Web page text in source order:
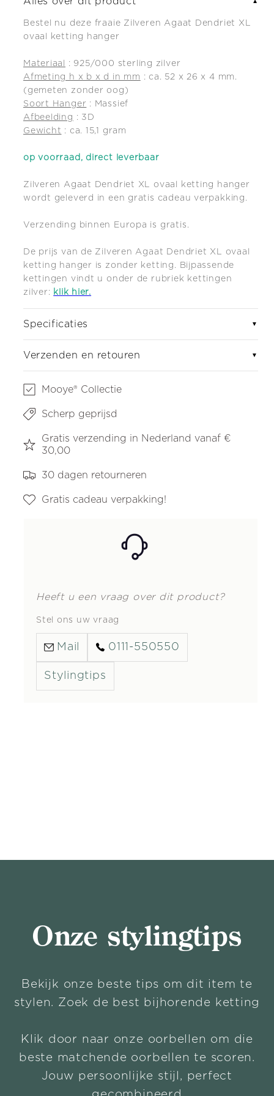
ketting
ovaal
ketting
▼
Bestel nu deze fraaie Zilveren Agaat Dendriet XL
ovaal ketting hanger
Materiaal
: 925/000 sterling zilver
Afmeting h x b x d in mm : ca. 52 x 26 x 4 mm.
(gemeten zonder oog)
Soort Hanger : Massief
Afbeelding : 3D
Gewicht : ca. 15,1 gram
op voorraad, direct leverbaar
Zilveren Agaat Dendriet XL ovaal ketting hanger
wordt geleverd in een gratis cadeau verpakking.
Verzending binnen Europa is gratis.
De prijs van de Zilveren Agaat Dendriet XL ovaal
ketting hanger is zonder ketting. Bijpassende
kettingen vindt u onder de rubriek kettingen
zilver: klik hier.
Specificaties ▼
Verzenden en retouren ▼
Mooye® Collectie
Scherp geprijsd
Gratis verzending in Nederland vanaf €
30,00
30 dagen retourneren
Gratis cadeau verpakking!
Heeft u een vraag over dit product?
Stel ons uw vraag
Mail 0111-550550
Stylingtips
Onze stylingtips
Bekijk onze beste tips om dit item te
stylen. Zoek de best bijhorende ketting
Klik door naar onze oorbellen om die
beste matchende oorbellen te scoren.
Jouw persoonlijke stijl, perfect